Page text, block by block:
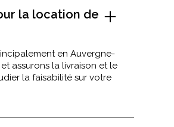
la location de
en Auvergne-
assurons la livraison et le
la faisabilité sur votre